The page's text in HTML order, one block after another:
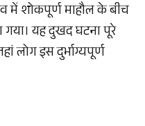
में शोकपूर्ण माहौल के बीच
यह दुखद घटना पूरे
लोग इस दुर्भाग्यपूर्ण